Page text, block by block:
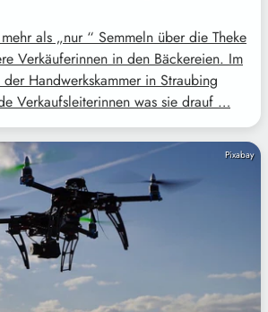
als „nur “ Semmeln über die Theke
Verkäuferinnen in den Bäckereien. Im
Handwerkskammer in Straubing
Verkaufsleiterinnen was sie drauf …
Pixabay